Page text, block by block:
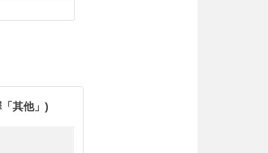
其他」)